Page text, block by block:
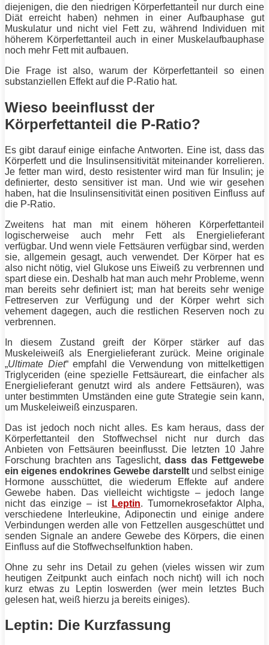
diejenigen, die den niedrigen Körperfettanteil
nur durch eine
Diäterreicht haben) nehmen in einer Aufbauphase gut
Muskulatur und nicht viel
Fettzu, während Individuen mit
höherem Körperfettanteil
auch in einer Muskelaufbauphase
noch mehr Fettmit aufbauen.
Die Frage ist also, warum der
Körperfettanteil
so einen
substanziellen Effekt auf die P-Ratio hat.
Wieso beeinflusst der
Körperfettanteil die P-Ratio?
Es gibt darauf einige einfache Antworten. Eine ist, dass das
Körperfettund die Insulinsensitivität miteinander korrelieren.
Je fetter man wird, desto resistenter wird man für Insulin; je
definierter, desto sensitiver ist man. Und wie wir gesehen
haben, hat die Insulinsensitivität einen positiven Einfluss auf
die P-Ratio.
Zweitens hat man mit einem höheren
Körperfettanteil
logischerweise auch mehr
Fettals Energielieferant
verfügbar. Und wenn viele Fettsäuren verfügbar sind, werden
sie, allgemein gesagt, auch verwendet. Der Körper hat es
also nicht nötig, viel Glukose uns Eiweiß zu verbrennen und
spart diese ein. Deshalb hat man auch mehr Probleme, wenn
man bereits sehr definiert ist; man hat bereits sehr wenige
Fettreserven zur Verfügung und der Körper wehrt sich
vehement dagegen, auch die restlichen Reserven noch zu
verbrennen.
In diesem Zustand greift der Körper stärker auf das
Muskeleiweiß als Energielieferant zurück. Meine originale
„Ultimate Diet“ empfahl die Verwendung von mittelkettigen
Triglyceriden (eine spezielle Fettsäureart, die einfacher als
Energielieferant genutzt wird als andere Fettsäuren), was
unter bestimmten Umständen eine gute Strategie sein kann,
um Muskeleiweiß einzusparen.
Das ist jedoch noch nicht alles. Es kam heraus, dass der
Körperfettanteil
den Stoffwechsel nicht nur durch das
Anbieten von Fettsäuren beeinflusst. Die letzten 10 Jahre
Forschung brachten ans Tageslicht, dass das Fettgewebe
ein eigenes endokrines Gewebe darstellt und selbst einige
Hormone ausschüttet, die wiederum Effekte auf andere
Gewebe haben. Das vielleicht wichtigste – jedoch lange
nicht das einzige – ist Leptin. Tumornekrosefaktor Alpha,
verschiedene Interleukine, Adiponectin und einige andere
Verbindungen werden alle von Fettzellen ausgeschüttet und
senden Signale an andere Gewebe des Körpers, die einen
Einfluss auf die Stoffwechselfunktion haben.
Ohne zu sehr ins Detail zu gehen (vieles wissen wir zum
heutigen Zeitpunkt auch einfach noch nicht) will ich noch
kurz etwas zu Leptin loswerden (wer mein letztes Buch
gelesen hat, weiß hierzu ja bereits einiges).
Leptin: Die Kurzfassung